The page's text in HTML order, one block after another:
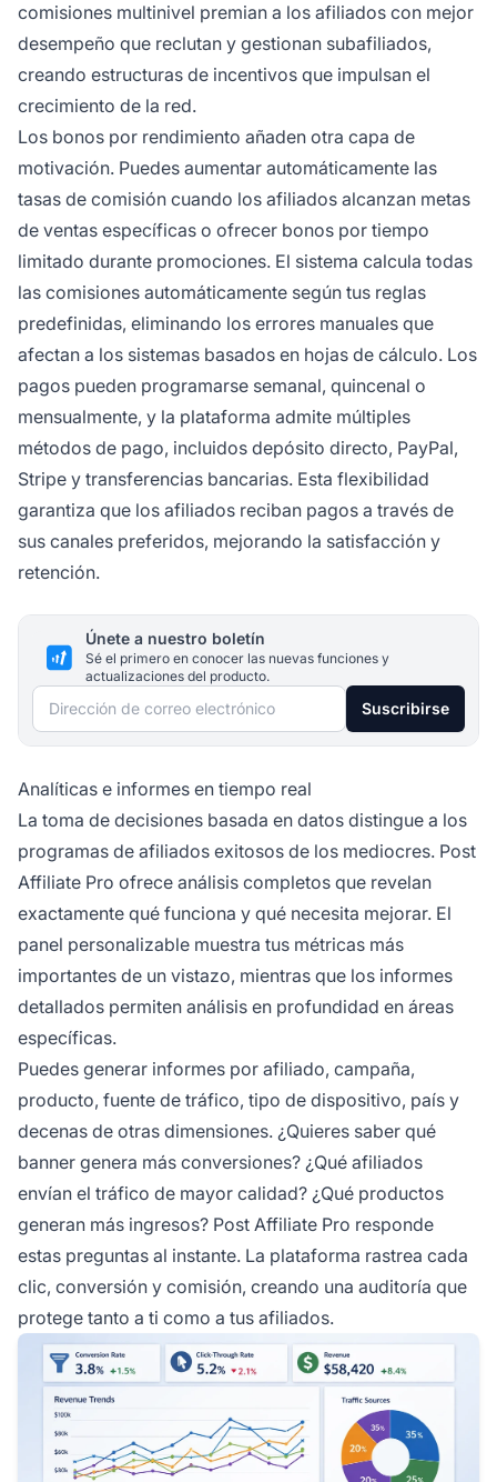
comisiones multinivel premian a los afiliados con mejor
desempeño que reclutan y gestionan subafiliados,
creando estructuras de incentivos que impulsan el
crecimiento de la red.
Los bonos por rendimiento añaden otra capa de
motivación. Puedes aumentar automáticamente las
tasas de comisión cuando los afiliados alcanzan metas
de ventas específicas o ofrecer bonos por tiempo
limitado durante promociones. El sistema calcula todas
las comisiones automáticamente según tus reglas
predefinidas, eliminando los errores manuales que
afectan a los sistemas basados en hojas de cálculo. Los
pagos pueden programarse semanal, quincenal o
mensualmente, y la plataforma admite múltiples
métodos de pago, incluidos depósito directo, PayPal,
Stripe y transferencias bancarias. Esta flexibilidad
garantiza que los afiliados reciban pagos a través de
sus canales preferidos, mejorando la satisfacción y
retención.
Únete a nuestro boletín
Sé el primero en conocer las nuevas funciones y
actualizaciones del producto.
Dirección de correo electrónico Suscribirse
Analíticas e informes en tiempo real
La toma de decisiones basada en datos distingue a los
programas de afiliados exitosos de los mediocres. Post
Affiliate Pro ofrece análisis completos que revelan
exactamente qué funciona y qué necesita mejorar. El
panel personalizable muestra tus métricas más
importantes de un vistazo, mientras que los informes
detallados permiten análisis en profundidad en áreas
específicas.
Puedes generar informes por afiliado, campaña,
producto, fuente de tráfico, tipo de dispositivo, país y
decenas de otras dimensiones. ¿Quieres saber qué
banner genera más conversiones? ¿Qué afiliados
envían el tráfico de mayor calidad? ¿Qué productos
generan más ingresos? Post Affiliate Pro responde
estas preguntas al instante. La plataforma rastrea cada
clic, conversión y comisión, creando una auditoría que
protege tanto a ti como a tus afiliados.